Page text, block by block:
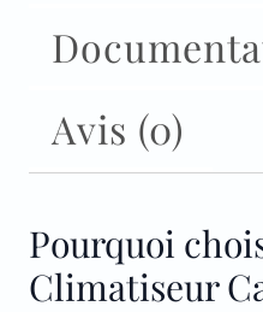
Avis (0)
Pourquoi
Climatiseur